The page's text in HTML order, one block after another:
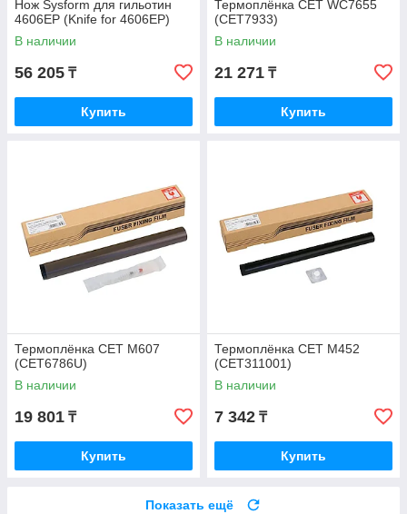
Нож Sysform для гильотин
4606EP (Knife for 4606EP)
В наличии
56 205 ₸
Купить
Термоплёнка CET WC7655
(CET7933)
В наличии
21 271 ₸
Купить
Термоплёнка CET M607
(CET6786U)
В наличии
19 801 ₸
Купить
Термоплёнка CET M452
(CET311001)
В наличии
7 342 ₸
Купить
Показать ещё